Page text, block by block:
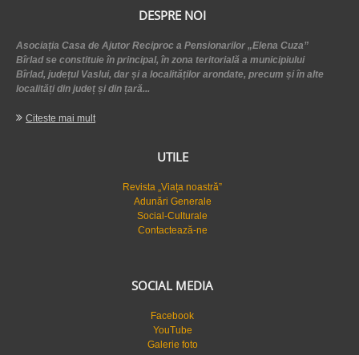
DESPRE NOI
Asociația Casa de Ajutor Reciproc a Pensionarilor „Elena Cuza”
Bîrlad se constituie în principal, în zona teritorială a municipiului
Bîrlad, județul Vaslui, dar și a localităților arondate, precum și în alte
localități din județ și din țară...
Citeste mai mult
UTILE
Revista „Viața noastră”
Adunări Generale
Social-Culturale
Contactează-ne
SOCIAL MEDIA
Facebook
YouTube
Galerie foto